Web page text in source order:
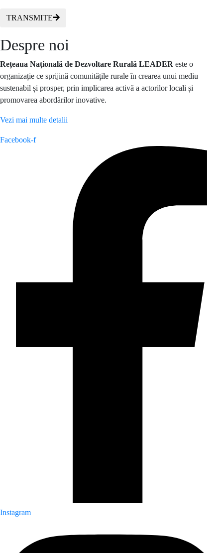
TRANSMITE
Despre noi
Rețeaua Națională de Dezvoltare Rurală LEADER este o
organizație ce sprijină comunitățile rurale în crearea unui mediu
sustenabil și prosper, prin implicarea activă a actorilor locali și
promovarea abordărilor inovative.
Vezi mai multe detalii
Facebook-f
Instagram